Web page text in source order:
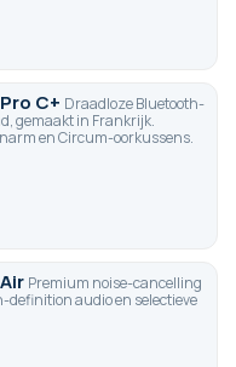
C+ Draadloze Bluetooth-
gemaakt in Frankrijk.
en Circum-oorkussens.
Premium noise-cancelling
definition audio en selectieve